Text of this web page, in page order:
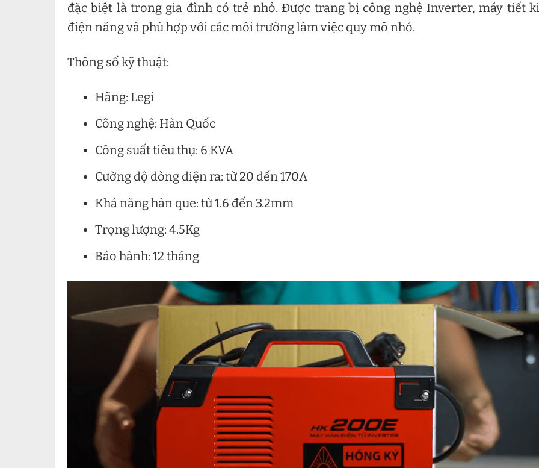
đặc biệt là trong gia đình có trẻ nhỏ. Được trang bị công nghệ Inverter, máy tiết
điện năng và phù hợp với các môi trường làm việc quy mô nhỏ.
Thông số kỹ thuật:
Hãng: Legi
Công nghệ: Hàn Quốc
Công suất tiêu thụ: 6 KVA
Cường độ dòng điện ra: từ 20 đến 170A
Khả năng hàn que: từ 1.6 đến 3.2mm
Trọng lượng: 4.5Kg
Bảo hành: 12 tháng